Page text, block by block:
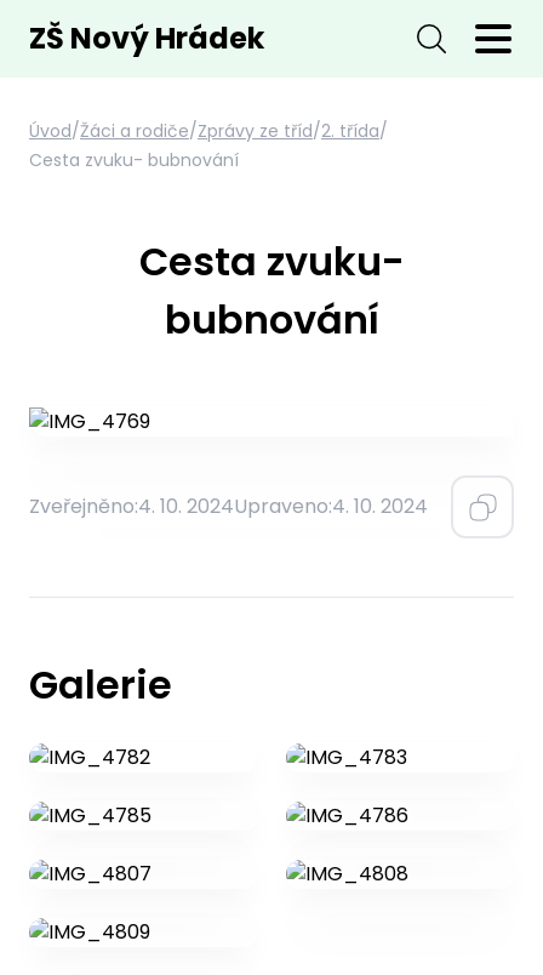
ZŠ Nový Hrádek
Úvod/Žáci a rodiče/Zprávy ze tříd/2. třída/
Cesta zvuku- bubnování
Cesta zvuku-
bubnování
Zveřejněno:4. 10. 2024Upraveno:4. 10. 2024
Galerie